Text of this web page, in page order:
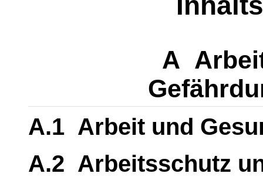
A
A.1 Arbeit und
A.2 Arbeitsschutz